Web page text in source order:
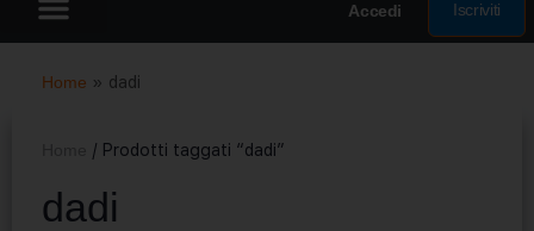
Accedi Iscriviti
Home » dadi
/ Prodotti taggati “dadi”
dadi